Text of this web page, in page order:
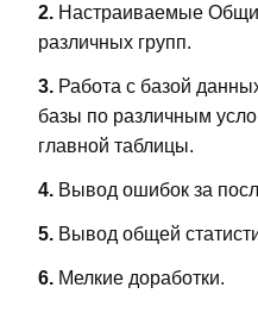
2. Настраиваемые
различных групп.
3. Работа с базой
базы по различным
главной таблицы.
4. Вывод ошибок за
5. Вывод общей
6. Мелкие доработки.